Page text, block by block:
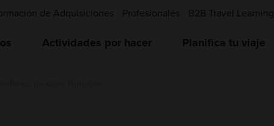
de Adquisiciones Profesionales B2B Travel Learning
Actividades por hacer Planifica tu viaje